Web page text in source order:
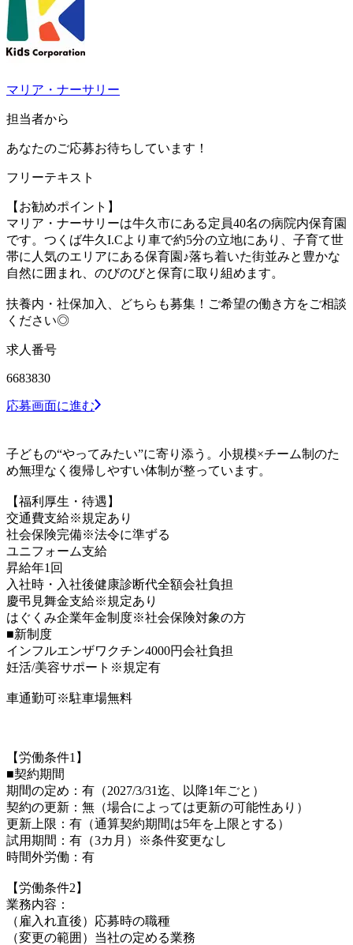
マリア・ナーサリー
担当者から
あなたのご応募お待ちしています！
フリーテキスト
【お勧めポイント】
マリア・ナーサリーは牛久市にある定員40名の病院内保育園
です。つくば牛久I.Cより車で約5分の立地にあり、子育て世
帯に人気のエリアにある保育園♪落ち着いた街並みと豊かな
自然に囲まれ、のびのびと保育に取り組めます。
扶養内・社保加入、どちらも募集！ご希望の働き方をご相談
ください◎
求人番号
6683830
応募画面に進む
子どもの“やってみたい”に寄り添う。小規模×チーム制のた
め無理なく復帰しやすい体制が整っています。
【福利厚生・待遇】
交通費支給※規定あり
社会保険完備※法令に準ずる
ユニフォーム支給
昇給年1回
入社時・入社後健康診断代全額会社負担
慶弔見舞金支給※規定あり
はぐくみ企業年金制度※社会保険対象の方
■新制度
インフルエンザワクチン4000円会社負担
妊活/美容サポート※規定有
車通勤可※駐車場無料
【労働条件1】
■契約期間
期間の定め：有（2027/3/31迄、以降1年ごと）
契約の更新：無（場合によっては更新の可能性あり）
更新上限：有（通算契約期間は5年を上限とする）
試用期間：有（3カ月）※条件変更なし
時間外労働：有
【労働条件2】
業務内容：
（雇入れ直後）応募時の職種
（変更の範囲）当社の定める業務